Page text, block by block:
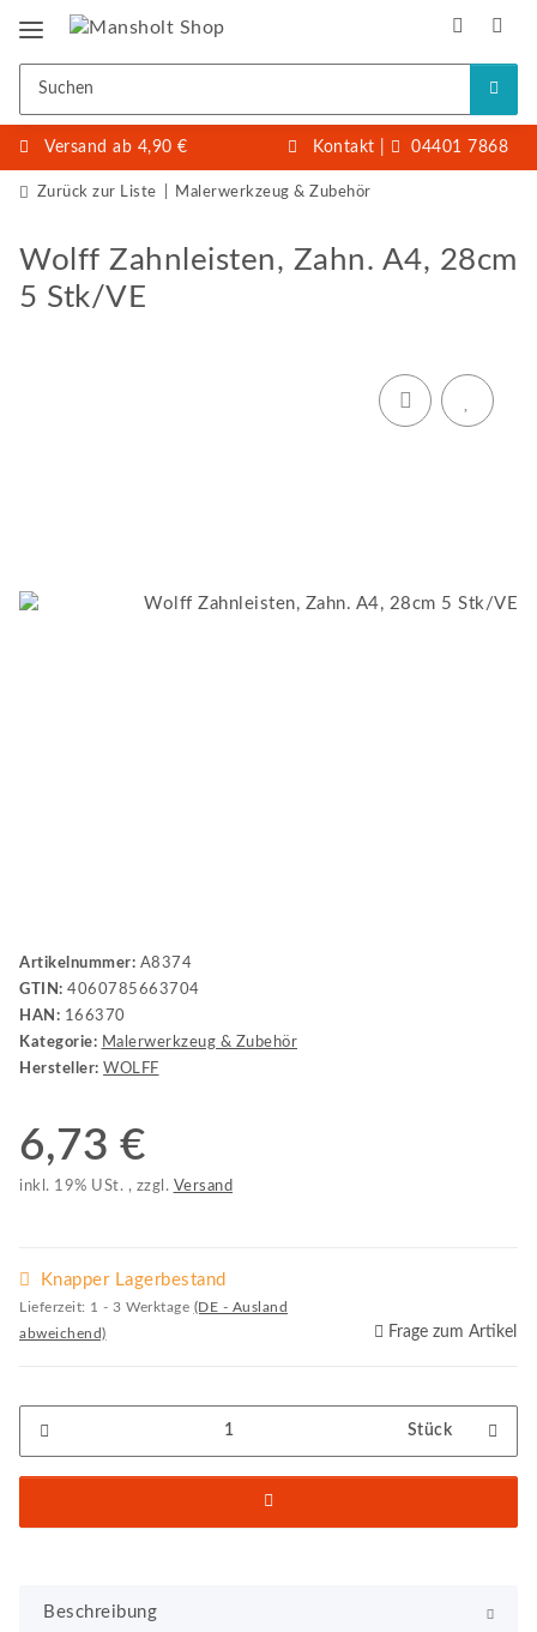
Versand ab 4,90 € Kontakt 04401 7868
Zurück zur Liste Malerwerkzeug & Zubehör
Wolff Zahnleisten, Zahn. A4, 28cm
5 Stk/VE
Artikelnummer: A8374
GTIN: 4060785663704
HAN: 166370
Kategorie: Malerwerkzeug & Zubehör
Hersteller: WOLFF
6,73 €
inkl. 19% USt. , zzgl. Versand
Knapper Lagerbestand
Lieferzeit: 1 - 3 Werktage (DE - Ausland
abweichend)
Frage zum Artikel
Stück
Beschreibung